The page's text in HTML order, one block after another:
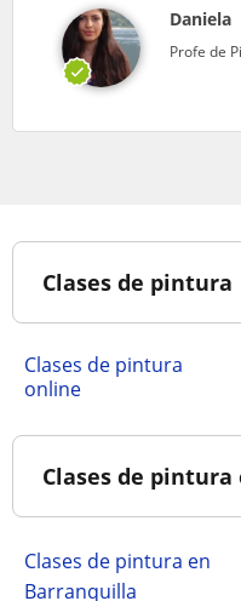
Daniela
Profe de
Clases de pintura
Clases de pintura
online
Clases de pintura
Clases de pintura en
Barranquilla